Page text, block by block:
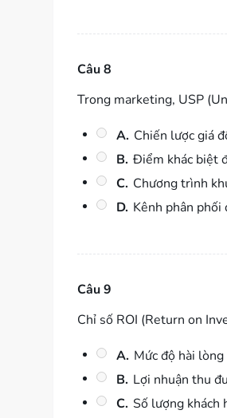
Câu 8
Trong marketing, USP
A. Chiến lược giá
B. Điểm khác biệt
C. Chương trình
D. Kênh phân phối
Câu 9
Chỉ số ROI (Return on
A. Mức độ hài lòng
B. Lợi nhuận thu
C. Số lượng khách